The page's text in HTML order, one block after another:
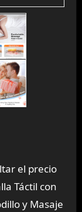
el precio
Táctil con
y Masaje